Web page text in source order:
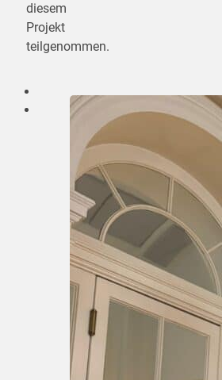
diesem
Projekt
teilgenommen.